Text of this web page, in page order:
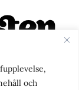
och
på nätet. Med
för det större
för nyheter,